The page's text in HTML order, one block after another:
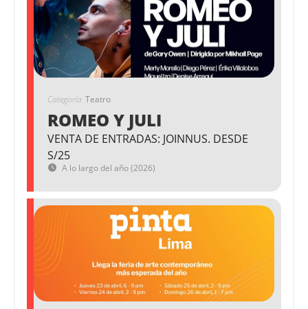
Categoría Teatro
ROMEO Y JULI
VENTA DE ENTRADAS: JOINNUS. DESDE
S/25
A lo largo del año (2026)